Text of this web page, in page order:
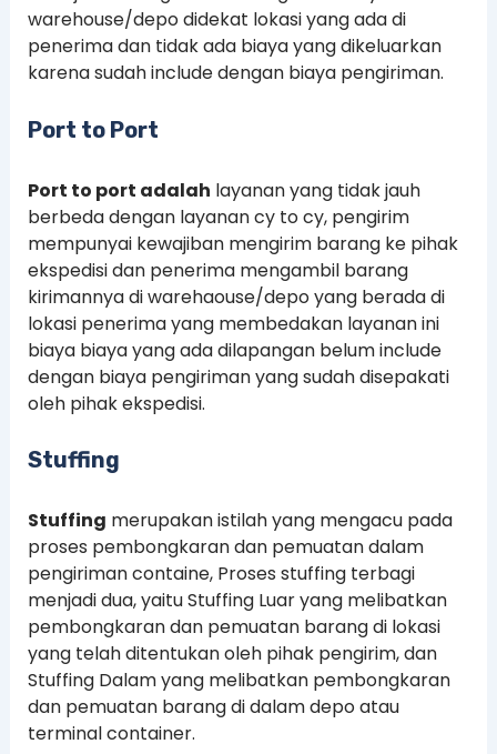
warehouse/depo didekat lokasi yang ada di
penerima dan tidak ada biaya yang dikeluarkan
karena sudah include dengan biaya pengiriman.
Port to Port
Port to port adalah layanan yang tidak jauh
berbeda dengan layanan cy to cy, pengirim
mempunyai kewajiban mengirim barang ke pihak
ekspedisi dan penerima mengambil barang
kirimannya di warehaouse/depo yang berada di
lokasi penerima yang membedakan layanan ini
biaya biaya yang ada dilapangan belum include
dengan biaya pengiriman yang sudah disepakati
oleh pihak ekspedisi.
Stuffing
Stuffing merupakan istilah yang mengacu pada
proses pembongkaran dan pemuatan dalam
pengiriman containe, Proses stuffing terbagi
menjadi dua, yaitu Stuffing Luar yang melibatkan
pembongkaran dan pemuatan barang di lokasi
yang telah ditentukan oleh pihak pengirim, dan
Stuffing Dalam yang melibatkan pembongkaran
dan pemuatan barang di dalam depo atau
terminal container.